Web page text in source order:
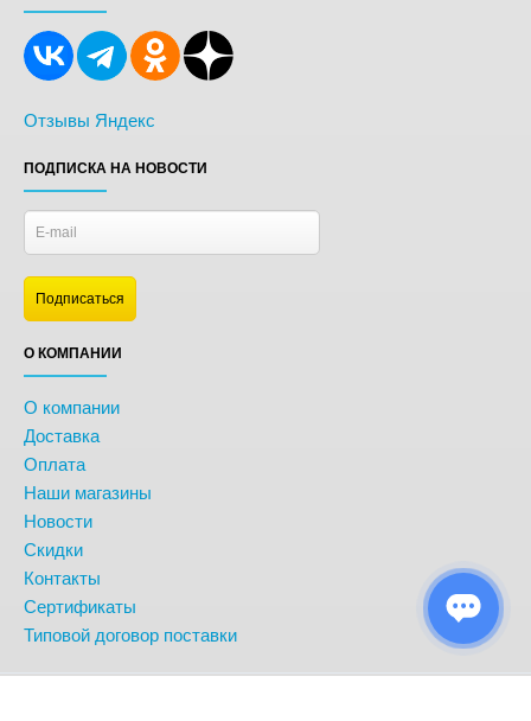
Отзывы Яндекс
ПОДПИСКА НА НОВОСТИ
О КОМПАНИИ
О компании
Доставка
Оплата
Наши магазины
Новости
Скидки
Контакты
Сертификаты
Типовой договор поставки